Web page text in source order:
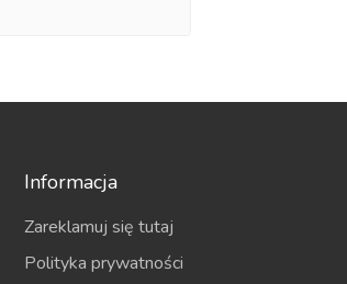
Informacja
Zareklamuj się tutaj
Polityka prywatności